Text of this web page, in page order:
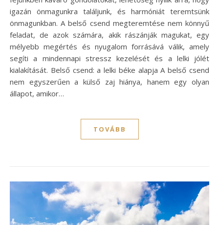
igazán önmagunkra találjunk, és harmóniát teremtsünk
önmagunkban. A belső csend megteremtése nem könnyű
feladat, de azok számára, akik rászánják magukat, egy
mélyebb megértés és nyugalom forrásává válik, amely
segíti a mindennapi stressz kezelését és a lelki jólét
kialakítását. Belső csend: a lelki béke alapja A belső csend
nem egyszerűen a külső zaj hiánya, hanem egy olyan
állapot, amikor…
TOVÁBB